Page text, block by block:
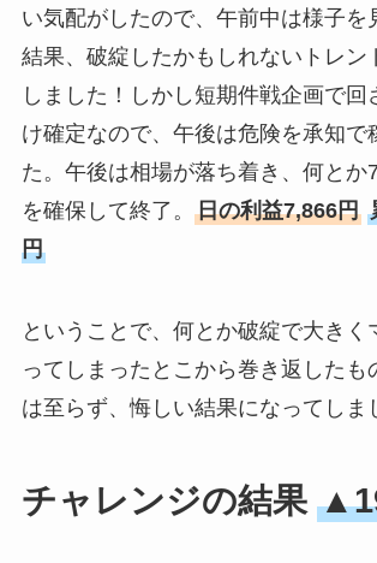
い気配がしたので、午前中は様子を
結果、破綻したかもしれないトレン
しました！しかし短期件戦企画で回
け確定なので、午後は危険を承知で
た。午後は相場が落ち着き、何とか
を確保して終了。 日の利益7,866円
円
ということで、何とか破綻で大きく
ってしまったとこから巻き返したも
は至らず、悔しい結果になってしま
チャレンジの結果